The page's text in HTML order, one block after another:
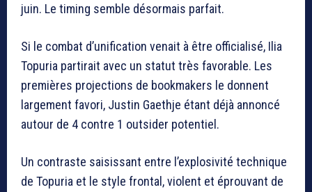
juin. Le timing semble désormais parfait.
Si le combat d’unification venait à être officialisé, Ilia
Topuria partirait avec un statut très favorable. Les
premières projections de bookmakers le donnent
largement favori, Justin Gaethje étant déjà annoncé
autour de 4 contre 1 outsider potentiel.
Un contraste saisissant entre l’explosivité technique
de Topuria et le style frontal, violent et éprouvant de